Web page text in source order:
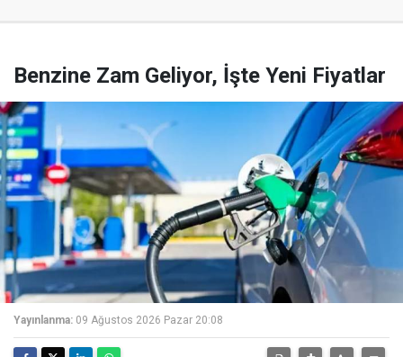
Benzine Zam Geliyor, İşte Yeni Fiyatlar
Yayınlanma: 09 Ağustos 2026 Pazar 20:08